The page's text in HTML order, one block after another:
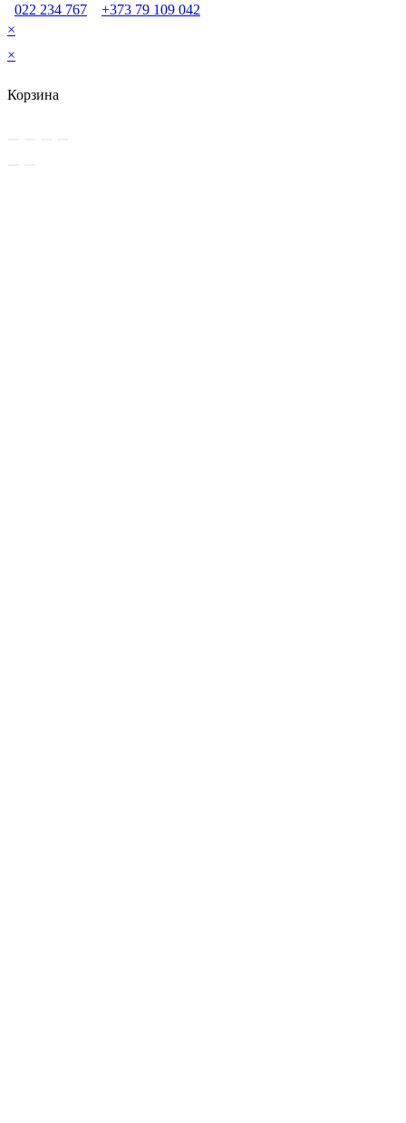
022 234 767
+373 79 109 042
×
×
Корзина